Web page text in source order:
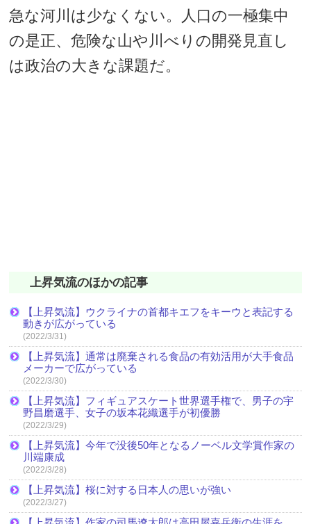
急な河川は少なくない。人口の一極集中
の是正、危険な山や川べりの開発見直し
は政治の大きな課題だ。
上昇気流のほかの記事
【上昇気流】ウクライナの首都キエフをキーウと表記する
動きが広がっている
(2022/3/31)
【上昇気流】通常は廃棄される食品の有効活用が大手食品
メーカーで広がっている
(2022/3/30)
【上昇気流】フィギュアスケート世界選手権で、男子の宇
野昌磨選手、女子の坂本花織選手が初優勝
(2022/3/29)
【上昇気流】今年で没後50年となるノーベル文学賞作家の
川端康成
(2022/3/28)
【上昇気流】桜に対する日本人の思いが強い
(2022/3/27)